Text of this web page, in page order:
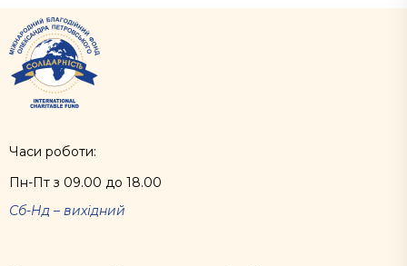
Часи роботи:
Пн-Пт з 09.00 до 18.00
Сб-Нд – вихідний